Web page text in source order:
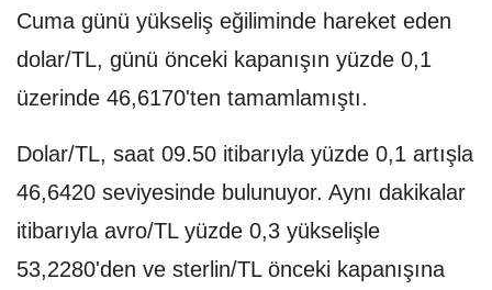
Cuma günü yükseliş eğiliminde hareket eden
dolar/TL, günü önceki kapanışın yüzde 0,1
üzerinde 46,6170'ten tamamlamıştı.
Dolar/TL, saat 09.50 itibarıyla yüzde 0,1 artışla
46,6420 seviyesinde bulunuyor. Aynı dakikalar
itibarıyla avro/TL yüzde 0,3 yükselişle
53,2280'den ve sterlin/TL önceki kapanışına